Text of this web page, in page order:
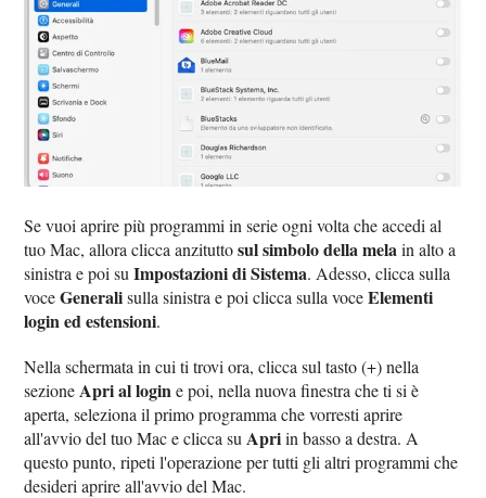
Se vuoi aprire più programmi in serie ogni volta che accedi al
tuo Mac, allora clicca anzituttosul simbolo della mela in alto a
sinistra e poi suImpostazioni di Sistema. Adesso, clicca sulla
voceGeneralisulla sinistra e poi clicca sulla voceElementi
login ed estensioni.
Nella schermata in cui ti trovi ora, clicca sul tasto (+) nella
sezione Apri al login e poi, nella nuova finestra che ti si è
aperta, seleziona il primo programma che vorresti aprire
all'avvio del tuo Mac e clicca su Apriin basso a destra. A
questo punto, ripeti l'operazione per tutti gli altri programmi che
desideri aprire all'avvio del Mac.